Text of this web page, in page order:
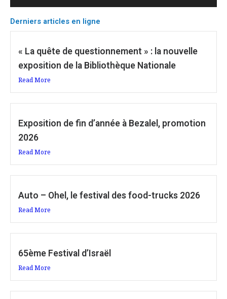
Derniers articles en ligne
« La quête de questionnement » : la nouvelle
exposition de la Bibliothèque Nationale
Read More
Exposition de fin d’année à Bezalel, promotion
2026
Read More
Auto – Ohel, le festival des food-trucks 2026
Read More
65ème Festival d’Israël
Read More